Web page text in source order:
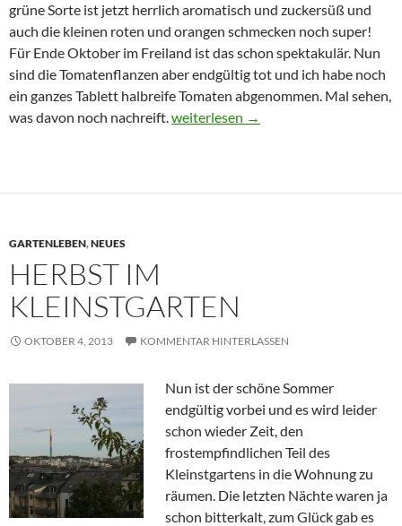
grüne Sorte ist jetzt herrlich aromatisch und zuckersüß und
auch die kleinen roten und orangen schmecken noch super!
Für Ende Oktober im Freiland ist das schon spektakulär. Nun
sind die Tomatenflanzen aber endgültig tot und ich habe noch
ein ganzes Tablett halbreife Tomaten abgenommen. Mal sehen,
was davon noch nachreift.Gartenschluss im Kleinstgarten
weiterlesen →
GARTENLEBEN,NEUES
HERBST IM
KLEINSTGARTEN
OKTOBER 4, 2013 KOMMENTAR HINTERLASSEN
Nun ist der schöne Sommer
endgültig vorbei und es wird leider
schon wieder Zeit, den
frostempfindlichen Teil des
Kleinstgartens in die Wohnung zu
räumen. Die letzten Nächte waren ja
schon bitterkalt, zum Glück gab es